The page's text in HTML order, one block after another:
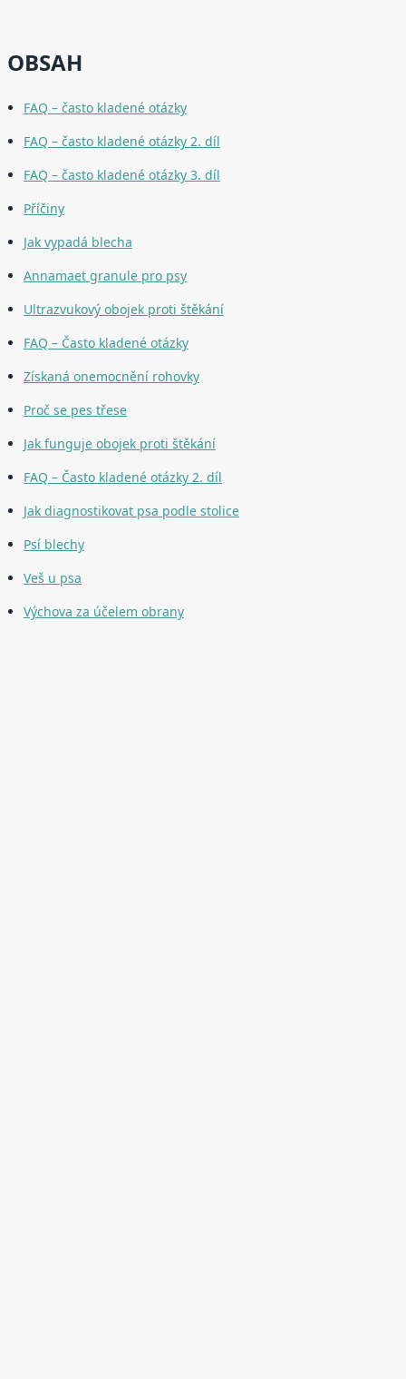
OBSAH
FAQ – často kladené otázky
FAQ – často kladené otázky 2. díl
FAQ – často kladené otázky 3. díl
Příčiny
Jak vypadá blecha
Annamaet granule pro psy
Ultrazvukový obojek proti štěkání
FAQ – Často kladené otázky
Získaná onemocnění rohovky
Proč se pes třese
Jak funguje obojek proti štěkání
FAQ – Často kladené otázky 2. díl
Jak diagnostikovat psa podle stolice
Psí blechy
Veš u psa
Výchova za účelem obrany